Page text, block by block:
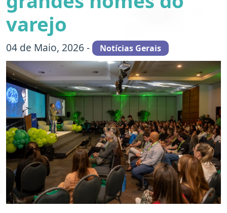
varejo
04 de Maio, 2026 - Notícias Gerais